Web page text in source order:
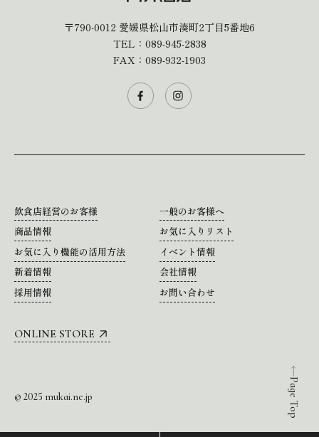
Page Top
〒790-0012 愛媛県松山市湊町2丁目5番地6
TEL： 089-945-2838
FAX：089-932-1903
飲食店経営のお客様
一般のお客様へ
商品情報
お気に入りリスト
お気に入り機能の活用方法
イベント情報
新着情報
会社情報
採用情報
お問い合わせ
ONLINE STORE
© 2025 mukai.ne.jp